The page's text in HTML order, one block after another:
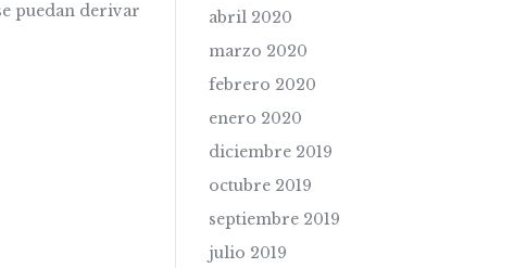
puedan derivar
abril 2020
marzo 2020
febrero 2020
enero 2020
diciembre 2019
octubre 2019
septiembre 2019
julio 2019